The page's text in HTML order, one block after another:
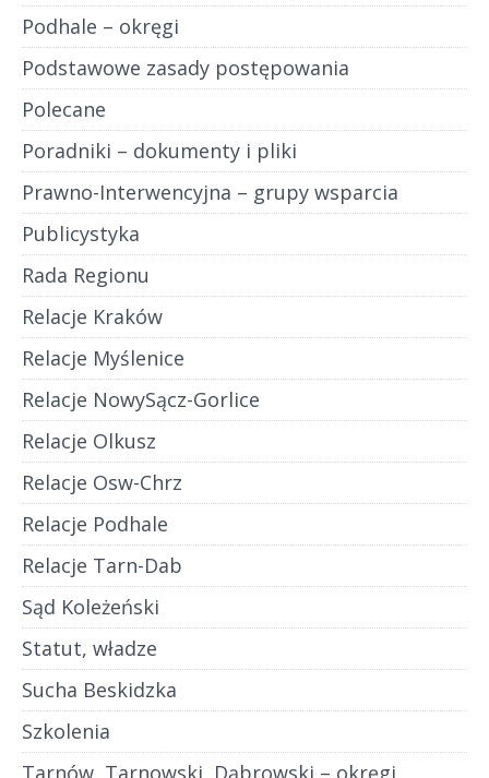
Podhale – okręgi
Podstawowe zasady postępowania
Polecane
Poradniki – dokumenty i pliki
Prawno-Interwencyjna – grupy wsparcia
Publicystyka
Rada Regionu
Relacje Kraków
Relacje Myślenice
Relacje NowySącz-Gorlice
Relacje Olkusz
Relacje Osw-Chrz
Relacje Podhale
Relacje Tarn-Dab
Sąd Koleżeński
Statut, władze
Sucha Beskidzka
Szkolenia
Tarnów, Tarnowski, Dąbrowski – okręgi